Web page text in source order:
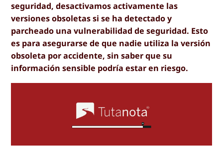
seguridad, desactivamos activamente las
versiones obsoletas si se ha detectado y
parcheado una vulnerabilidad de seguridad. Esto
es para asegurarse de que nadie utiliza la versión
obsoleta por accidente, sin saber que su
información sensible podría estar en riesgo.